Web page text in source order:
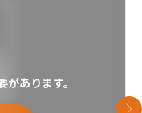
あります。